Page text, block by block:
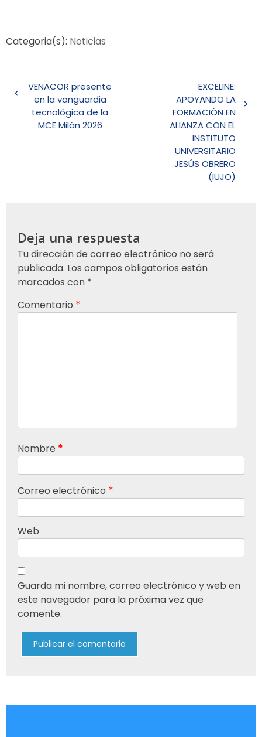
Categoria(s): Noticias
de
entradas
VENACOR presente
en la vanguardia
tecnológica de la
MCE Milán 2026
EXCELINE:
APOYANDO LA
FORMACIÓN EN
ALIANZA CON EL
INSTITUTO
UNIVERSITARIO
JESÚS OBRERO
(IUJO)
Deja una respuesta
Tu dirección de correo electrónico no será
publicada. Los campos obligatorios están
marcados con *
Comentario *
Nombre *
Correo electrónico *
Web
Guarda mi nombre, correo electrónico y web en
este navegador para la próxima vez que
comente.